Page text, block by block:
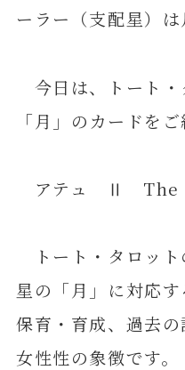
ーラー（支配星）は
今日は、トート・
「月」のカードをご
アテュ Ⅱ The
トート・タロッ
星の「月」に対応
保育・育成、過去の
女性性の象徴です。